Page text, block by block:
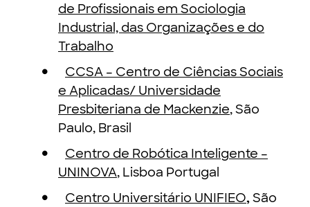
de Profissionais em Sociologia
Industrial, das Organizações e do
Trabalho
CCSA – Centro de Ciências Sociais
e Aplicadas/ Universidade
Presbiteriana de Mackenzie, São
Paulo, Brasil
Centro de Robótica Inteligente –
UNINOVA, Lisboa Portugal
Centro Universitário UNIFIEO,São